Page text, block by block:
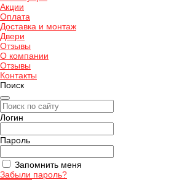
Акции
Оплата
Доставка и монтаж
Двери
Отзывы
О компании
Отзывы
Контакты
Поиск
Логин
Пароль
Запомнить меня
Забыли пароль?